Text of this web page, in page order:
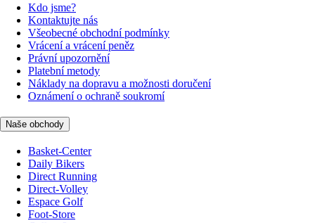
Kdo jsme?
Kontaktujte nás
Všeobecné obchodní podmínky
Vrácení a vrácení peněz
Právní upozornění
Platební metody
Náklady na dopravu a možnosti doručení
Oznámení o ochraně soukromí
Naše obchody
Basket-Center
Daily Bikers
Direct Running
Direct-Volley
Espace Golf
Foot-Store